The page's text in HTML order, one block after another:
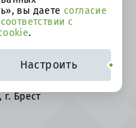
в отношении
Брест
вы даете согласие
с
.
Настроить